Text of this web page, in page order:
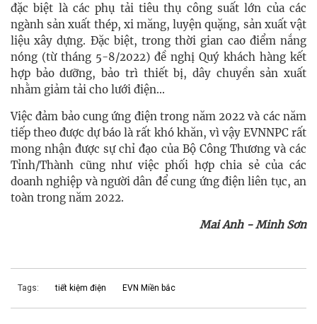
đặc biệt là các phụ tải tiêu thụ công suất lớn của các
ngành sản xuất thép, xi măng, luyện quặng, sản xuất vật
liệu xây dựng. Đặc biệt, trong thời gian cao điểm nắng
nóng (từ tháng 5-8/2022) đề nghị Quý khách hàng kết
hợp bảo dưỡng, bảo trì thiết bị, dây chuyền sản xuất
nhằm giảm tải cho lưới điện...
Việc đảm bảo cung ứng điện trong năm 2022 và các năm
tiếp theo được dự báo là rất khó khăn, vì vậy EVNNPC rất
mong nhận được sự chỉ đạo của Bộ Công Thương và các
Tỉnh/Thành cũng như việc phối hợp chia sẻ của các
doanh nghiệp và người dân để cung ứng điện liên tục, an
toàn trong năm 2022.
Mai Anh - Minh Sơn
Tags: tiết kiệm điện EVN Miền bắc